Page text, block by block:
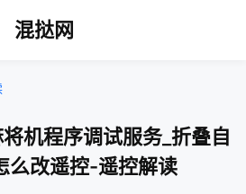
混挞网
机程序调试服务_折叠自
么改遥控-遥控解读